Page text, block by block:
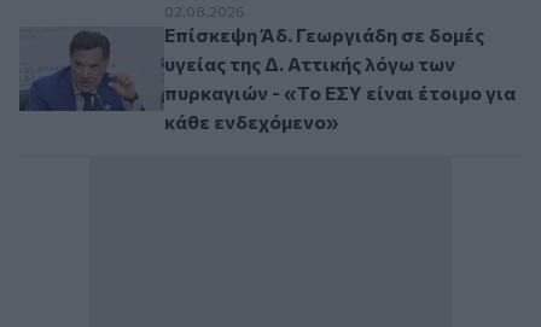
Επίσκεψη Άδ. Γεωργιάδη σε δομές υγείας
02.08.2026
Επίσκεψη Άδ. Γεωργιάδη σε δομές
υγείας της Δ. Αττικής λόγω των
πυρκαγιών - «Το ΕΣΥ είναι έτοιμο για
κάθε ενδεχόμενο»